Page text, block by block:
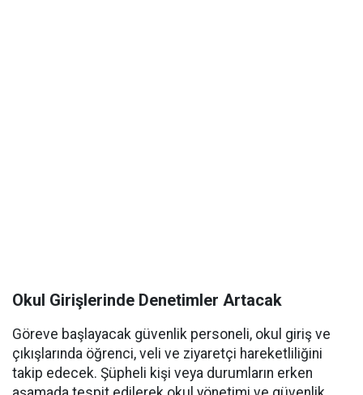
Okul Girişlerinde Denetimler Artacak
Göreve başlayacak güvenlik personeli, okul giriş ve
çıkışlarında öğrenci, veli ve ziyaretçi hareketliliğini
takip edecek. Şüpheli kişi veya durumların erken